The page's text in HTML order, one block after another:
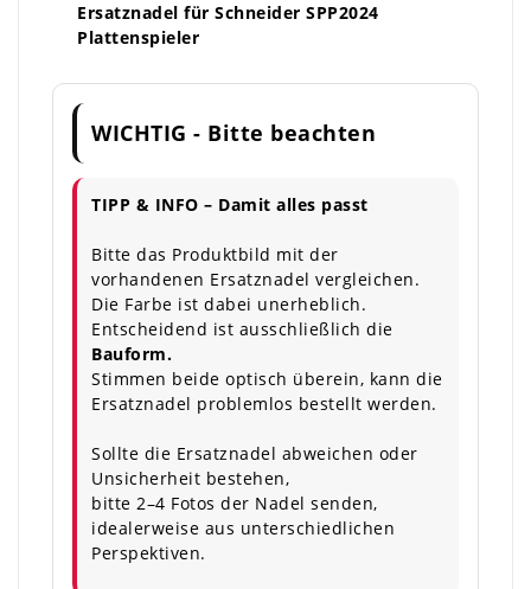
Ersatznadel für Schneider SPP2024
Plattenspieler
WICHTIG - Bitte beachten
TIPP & INFO – Damit alles passt
Bitte das Produktbild mit der
vorhandenen Ersatznadel vergleichen.
Die Farbe ist dabei unerheblich.
Entscheidend ist ausschließlich die
Bauform.
Stimmen beide optisch überein, kann die
Ersatznadel problemlos bestellt werden.
Sollte die Ersatznadel abweichen oder
Unsicherheit bestehen,
bitte 2–4 Fotos der Nadel senden,
idealerweise aus unterschiedlichen
Perspektiven.